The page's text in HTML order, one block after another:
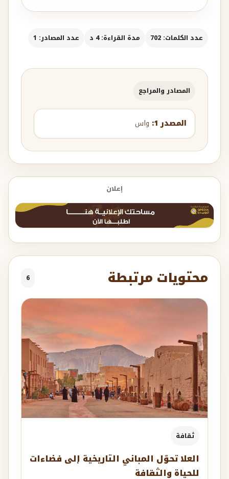
عدد الكلمات: 702 مدة القراءة: 4 د عدد المصادر: 1
المصادر والمراجع
المصدر 1: واس
إعلان
محتويات مرتبطة 6
ثقافة
العلا تحوّل المباني التاريخية إلى فضاءات
للحياة والثقافة